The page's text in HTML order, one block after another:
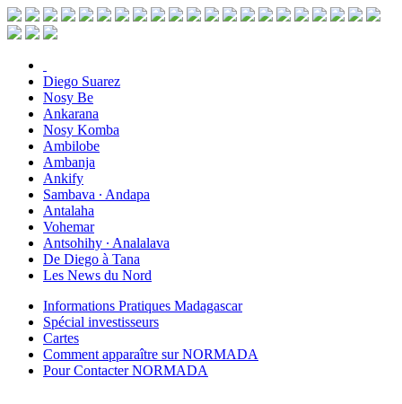
Diego Suarez
Nosy Be
Ankarana
Nosy Komba
Ambilobe
Ambanja
Ankify
Sambava ∙ Andapa
Antalaha
Vohemar
Antsohihy ∙ Analalava
De Diego à Tana
Les News du Nord
Informations Pratiques Madagascar
Spécial investisseurs
Cartes
Comment apparaître sur NORMADA
Pour Contacter NORMADA